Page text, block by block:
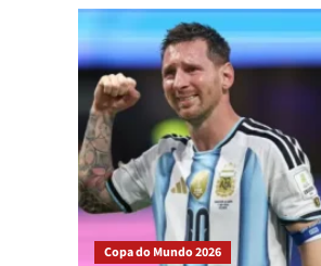
Copa do Mundo 2026